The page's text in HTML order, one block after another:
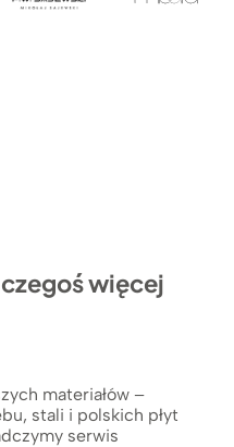
więcej
materiałów –
stali i polskich płyt
serwis